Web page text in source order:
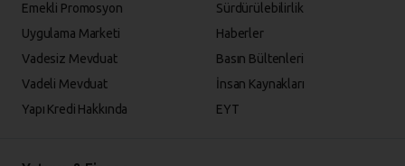
Emekli Promosyon
Uygulama Marketi
Vadesiz Mevduat
Vadeli Mevduat
Yapı Kredi Hakkında
Sürdürülebilirlik
Haberler
Basın Bültenleri
İnsan Kaynakları
EYT